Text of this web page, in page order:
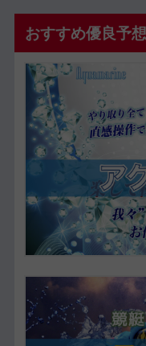
おすすめ優良予